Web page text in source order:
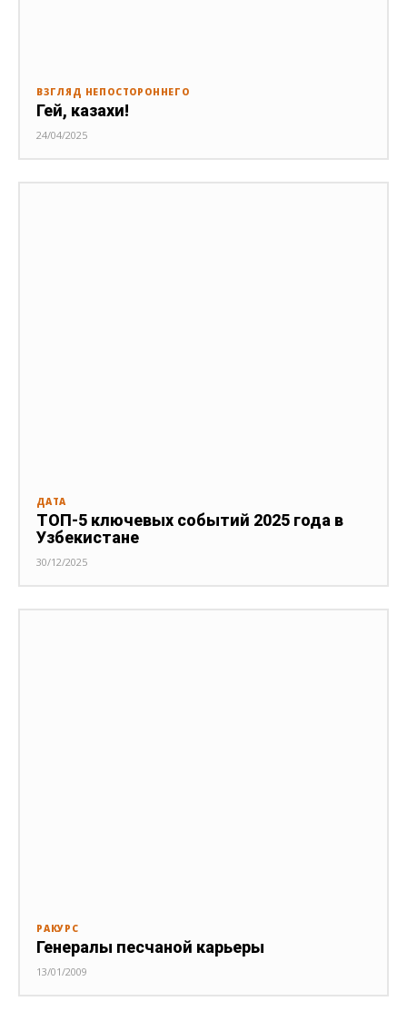
ВЗГЛЯД НЕПОСТОРОННЕГО
Гей, казахи!
24/04/2025
ДАТА
ТОП-5 ключевых событий 2025 года в
Узбекистане
30/12/2025
РАКУРС
Генералы песчаной карьеры
13/01/2009